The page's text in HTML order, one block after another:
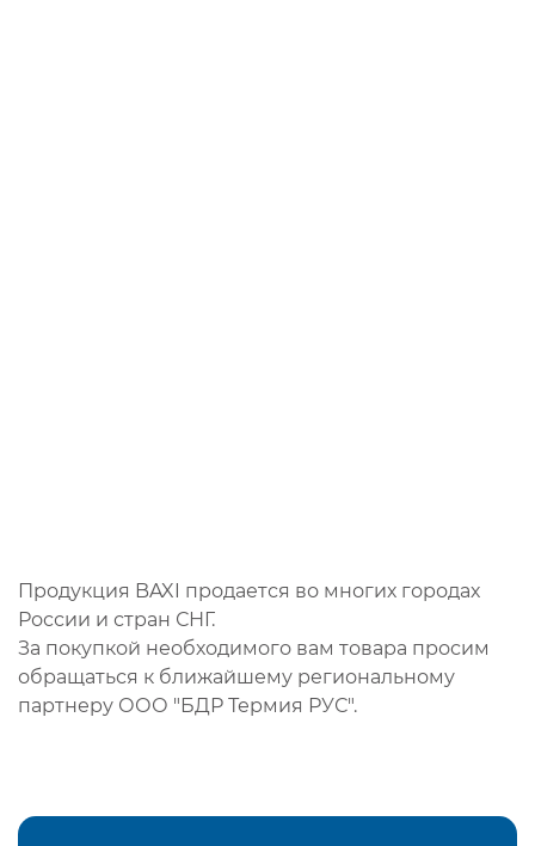
Продукция BAXI продается во многих городах
России и стран СНГ.
За покупкой необходимого вам товара просим
обращаться к ближайшему региональному
партнеру ООО "БДР Термия РУС".